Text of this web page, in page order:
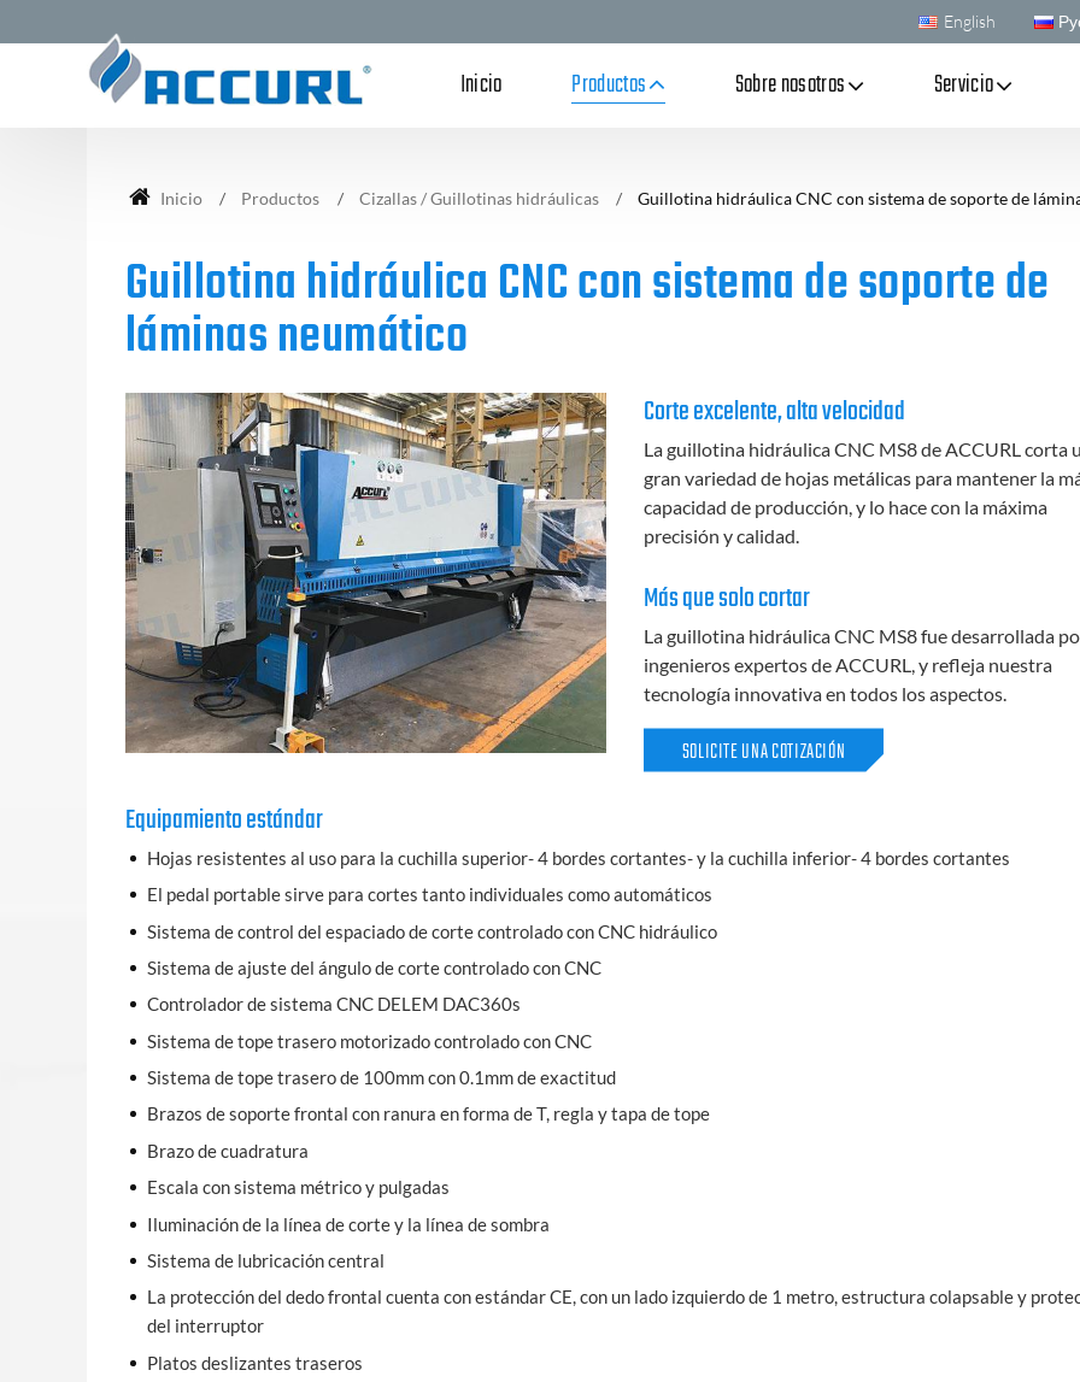
English
Inicio Productos Sobre nosotros Servicio
Inicio Productos Cizallas / Guillotinas hidráulicas Guillotina hidráulica CNC con sistema de soporte de
Guillotina hidráulica CNC con sistema de soporte de
láminas neumático
Corte excelente, alta velocidad
La guillotina hidráulica CNC MS8 de ACCURL corta
gran variedad de hojas metálicas para mantener la
capacidad de producción, y lo hace con la máxima
precisión y calidad.
Más que solo cortar
La guillotina hidráulica CNC MS8 fue desarrollada
ingenieros expertos de ACCURL, y refleja nuestra
tecnología innovativa en todos los aspectos.
SOLICITE UNA COTIZACIÓN
Equipamiento estándar
Hojas resistentes al uso para la cuchilla superior- 4 bordes cortantes- y la cuchilla inferior- 4 bordes cortantes
El pedal portable sirve para cortes tanto individuales como automáticos
Sistema de control del espaciado de corte controlado con CNC hidráulico
Sistema de ajuste del ángulo de corte controlado con CNC
Controlador de sistema CNC DELEM DAC360s
Sistema de tope trasero motorizado controlado con CNC
Sistema de tope trasero de 100mm con 0.1mm de exactitud
Brazos de soporte frontal con ranura en forma de T, regla y tapa de tope
Brazo de cuadratura
Escala con sistema métrico y pulgadas
Iluminación de la línea de corte y la línea de sombra
Sistema de lubricación central
La protección del dedo frontal cuenta con estándar CE, con un lado izquierdo de 1 metro, estructura colapsable y
del interruptor
Platos deslizantes traseros